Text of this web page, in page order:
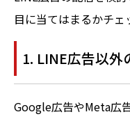
目に当てはまるかチェ
1. LINE広告以外
Google広告やMeta広